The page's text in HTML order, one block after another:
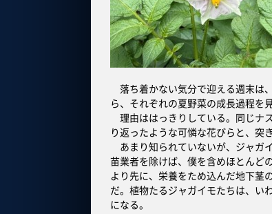
落ち着かない気分で迎える週末は
ら、それぞれの夏野菜の成長過程を
理由ははっきりしている。同じナ
り返ったような可憐な花びらと、突
あまり知られていないが、ジャガ
苗業者を除けば、僕を含めほとんど
より先に、栄養をため込んだ地下茎
だ。植物たるジャガイモたちは、い
になる。